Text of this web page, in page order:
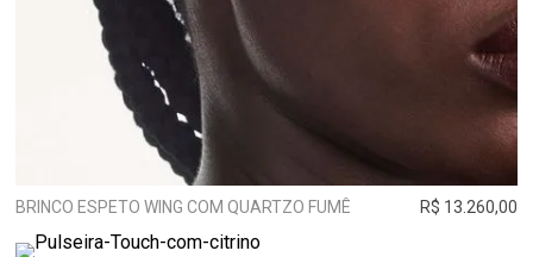
BRINCO ESPETO WING COM QUARTZO FUMÊ R$ 13.260,00